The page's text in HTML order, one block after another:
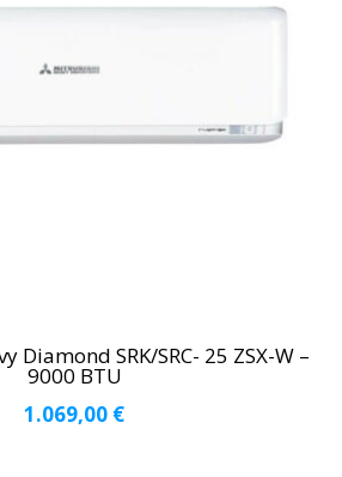
Diamond SRK/SRC- 25 ZSX-W –
9000 BTU
1.069,00 €